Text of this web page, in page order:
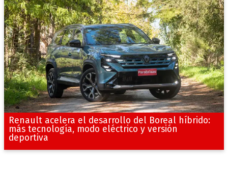
Renault acelera el desarrollo del Boreal híbrido:
más tecnología, modo eléctrico y versión
deportiva